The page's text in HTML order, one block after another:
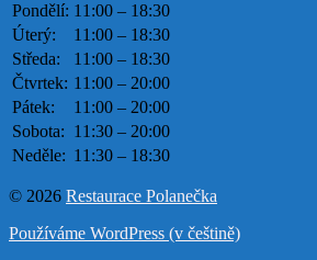
Pondělí: 11:00 – 18:30
Úterý:
11:00 – 18:30
Středa:
11:00 – 18:30
Čtvrtek: 11:00 – 20:00
Pátek:
11:00 – 20:00
Sobota: 11:30 – 20:00
Neděle: 11:30 – 18:30
© 2026 Restaurace Polanečka
Používáme WordPress (v češtině)